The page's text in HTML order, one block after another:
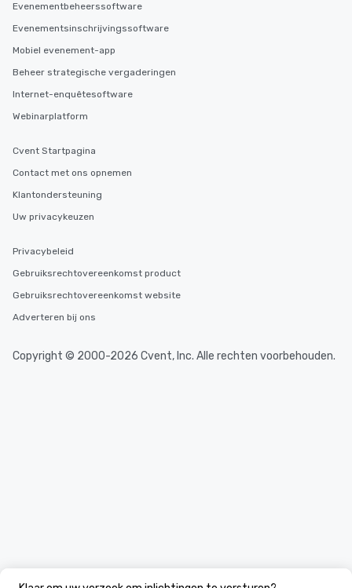
Evenementbeheerssoftware
Evenementsinschrijvingssoftware
Mobiel evenement-app
Beheer strategische vergaderingen
Internet-enquêtesoftware
Webinarplatform
Cvent Startpagina
Contact met ons opnemen
Klantondersteuning
Uw privacykeuzen
Privacybeleid
Gebruiksrechtovereenkomst product
Gebruiksrechtovereenkomst website
Adverteren bij ons
Copyright © 2000-2026 Cvent, Inc. Alle rechten voorbehouden.